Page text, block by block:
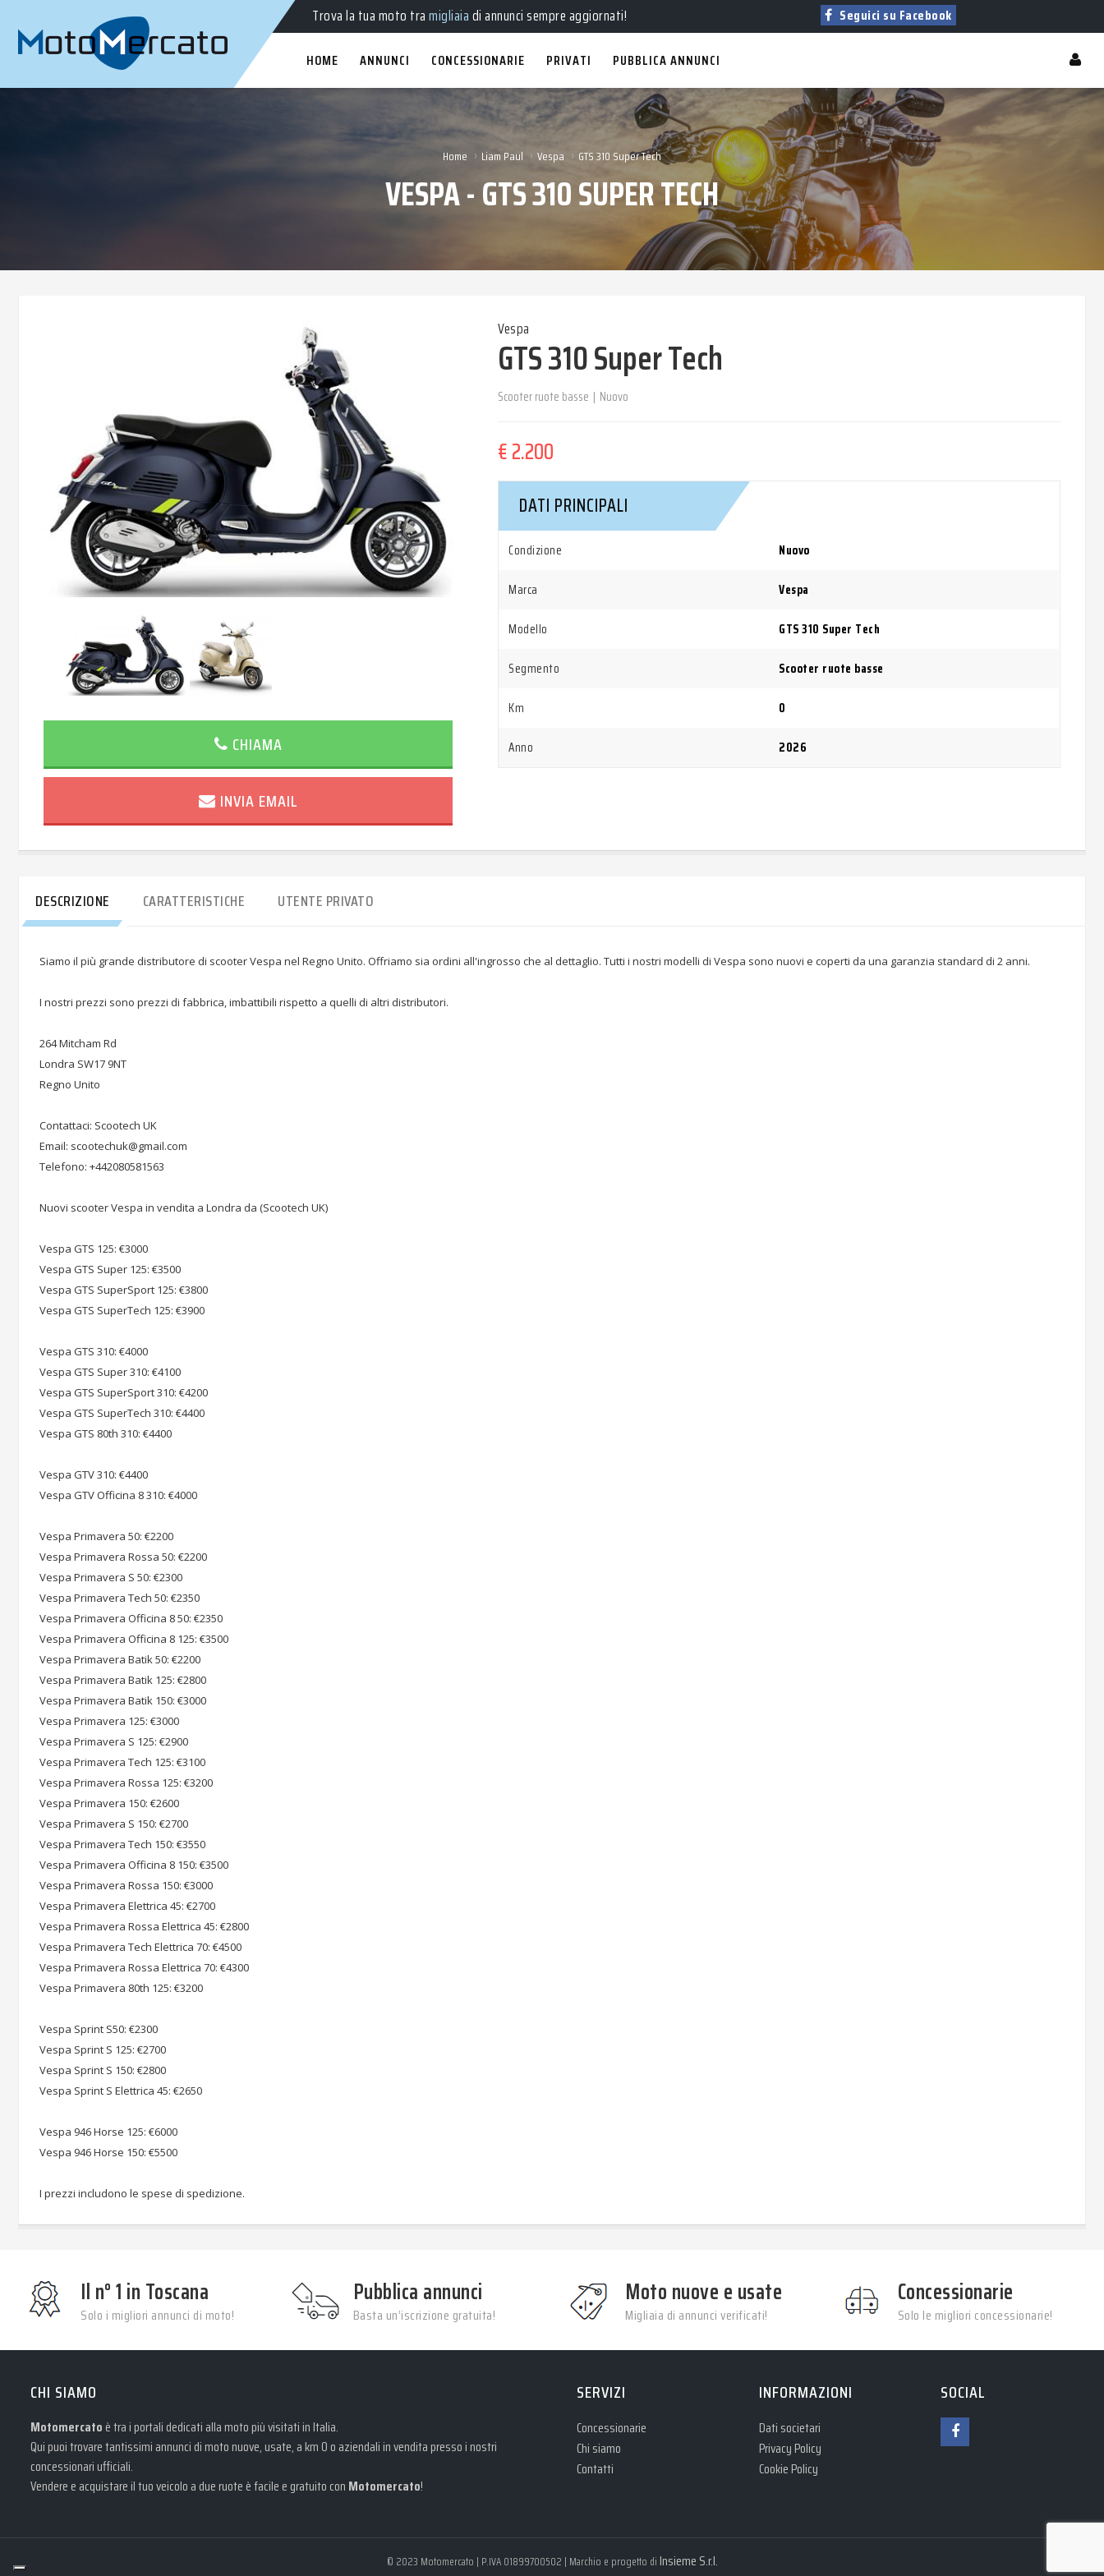
Trova la tua moto tramigliaiadi annunci sempre aggiornati! Seguici su Facebook
HOME ANNUNCI CONCESSIONARIE PRIVATI PUBBLICA ANNUNCI
Home › Liam Paul › Vespa › GTS 310 Super Tech
VESPA - GTS 310 SUPER TECH
CHIAMA
INVIA EMAIL
Vespa
GTS 310 Super Tech
Scooter ruote basse | Nuovo
€ 2.200
DATI PRINCIPALI
Condizione
Nuovo
Marca
Vespa
Modello
GTS 310 Super Tech
Segmento
Scooter ruote basse
Km
0
Anno
2026
DESCRIZIONE CARATTERISTICHE UTENTE PRIVATO
Siamo il più grande distributore di scooter Vespa nel Regno Unito. Offriamo sia ordini all'ingrosso che al dettaglio. Tutti i nostri modelli di Vespa sono nuovi e coperti da una garanzia standard di 2 anni.
I nostri prezzi sono prezzi di fabbrica, imbattibili rispetto a quelli di altri distributori.
264 Mitcham Rd
Londra SW17 9NT
Regno Unito
Contattaci: Scootech UK
Email: scootechuk@gmail.com
Telefono: +442080581563
Nuovi scooter Vespa in vendita a Londra da (Scootech UK)
Vespa GTS 125: €3000
Vespa GTS Super 125: €3500
Vespa GTS SuperSport 125: €3800
Vespa GTS SuperTech 125: €3900
Vespa GTS 310: €4000
Vespa GTS Super 310: €4100
Vespa GTS SuperSport 310: €4200
Vespa GTS SuperTech 310: €4400
Vespa GTS 80th 310: €4400
Vespa GTV 310: €4400
Vespa GTV Officina 8 310: €4000
Vespa Primavera 50: €2200
Vespa Primavera Rossa 50: €2200
Vespa Primavera S 50: €2300
Vespa Primavera Tech 50: €2350
Vespa Primavera Officina 8 50: €2350
Vespa Primavera Officina 8 125: €3500
Vespa Primavera Batik 50: €2200
Vespa Primavera Batik 125: €2800
Vespa Primavera Batik 150: €3000
Vespa Primavera 125: €3000
Vespa Primavera S 125: €2900
Vespa Primavera Tech 125: €3100
Vespa Primavera Rossa 125: €3200
Vespa Primavera 150: €2600
Vespa Primavera S 150: €2700
Vespa Primavera Tech 150: €3550
Vespa Primavera Officina 8 150: €3500
Vespa Primavera Rossa 150: €3000
Vespa Primavera Elettrica 45: €2700
Vespa Primavera Rossa Elettrica 45: €2800
Vespa Primavera Tech Elettrica 70: €4500
Vespa Primavera Rossa Elettrica 70: €4300
Vespa Primavera 80th 125: €3200
Vespa Sprint S50: €2300
Vespa Sprint S 125: €2700
Vespa Sprint S 150: €2800
Vespa Sprint S Elettrica 45: €2650
Vespa 946 Horse 125: €6000
Vespa 946 Horse 150: €5500
I prezzi includono le spese di spedizione.
Il n° 1 in Toscana
Solo i migliori annunci di moto!
Pubblica annunci
Basta un’iscrizione gratuita!
Moto nuove e usate
Migliaia di annunci verificati!
Concessionarie
Solo le migliori concessionarie!
CHI SIAMO
Motomercato è tra i portali dedicati alla moto più visitati in Italia.
Qui puoi trovare tantissimi annunci di moto nuove, usate, a km 0 o aziendali in vendita presso i nostri
concessionari ufficiali.
Vendere e acquistare il tuo veicolo a due ruote è facile e gratuito con Motomercato!
SERVIZI
Concessionarie
Chi siamo
Contatti
INFORMAZIONI
Dati societari
Privacy Policy
Cookie Policy
SOCIAL
© 2023 Motomercato | P.IVA 01899700502 | Marchio e progetto diInsieme S.r.l.